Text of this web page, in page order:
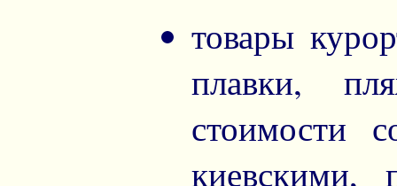
товары
плавки,
стоимости
киевскими,